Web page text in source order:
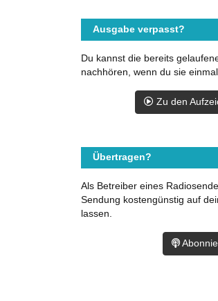
Ausgabe verpasst?
Du kannst die bereits
nachhören, wenn du sie
Zu den
Übertragen?
Als Betreiber eines
Sendung kostengünstig auf
lassen.